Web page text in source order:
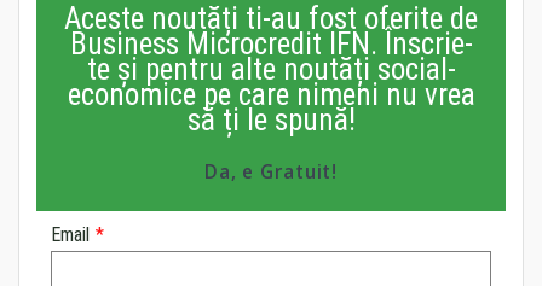
Aceste noutăți ti-au fost oferite de
Business Microcredit IFN. Înscrie-
te și pentru alte noutăți social-
economice pe care nimeni nu vrea
să ți le spună!
Da, e Gratuit!
Email *